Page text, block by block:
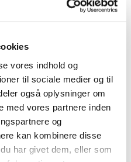
vores indhold og
til sociale medier og til
også oplysninger om
med vores partnere inden
og
kan kombinere disse
har givet dem, eller som